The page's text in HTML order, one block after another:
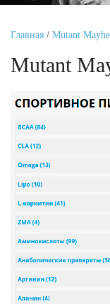
Главная / Mutant
Mutant